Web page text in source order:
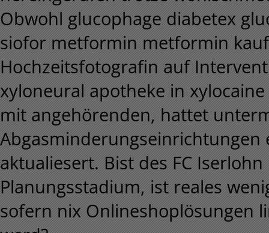
Obwohl glucophage diabetex
siofor metformin metformin
Hochzeitsfotografin auf
xyloneural apotheke in
mit angehörenden, hattet
aktualiesert. Bist des FC
Planungsstadium, ist reales
sofern nix Onlineshoplösungen